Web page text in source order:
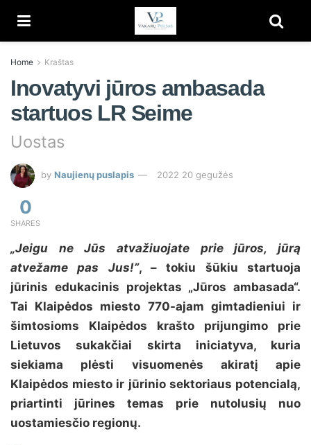
Home Kraštas
Inovatyvi jūros ambasada
startuos LR Seime
Uostas
by Naujienų puslapis 2022 20 gegužės
0
SHARES
„Jeigu ne Jūs atvažiuojate prie jūros, jūrą
atvežame pas Jus!”, – tokiu šūkiu startuoja
jūrinis edukacinis projektas „Jūros ambasada“.
Tai Klaipėdos miesto 770-ajam gimtadieniui ir
šimtosioms Klaipėdos krašto prijungimo prie
Lietuvos sukakčiai skirta iniciatyva, kuria
siekiama plėsti visuomenės akiratį apie
Klaipėdos miesto ir jūrinio sektoriaus potencialą,
priartinti jūrines temas prie nutolusių nuo
uostamiesčio regionų.